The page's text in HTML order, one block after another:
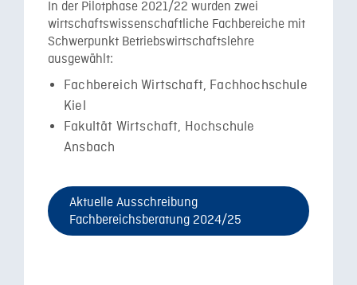
In der Pilotphase 2021/22 wurden zwei
wirtschaftswissenschaftliche Fachbereiche mit
Schwerpunkt Betriebswirtschaftslehre
ausgewählt:
Fachbereich Wirtschaft, Fachhochschule
Kiel
Fakultät Wirtschaft, Hochschule
Ansbach
Aktuelle Ausschreibung
Fachbereichsberatung 2024/25